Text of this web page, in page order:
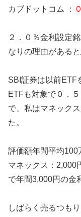
カブドットコム ：
２．０％金利設定
なりの理由があると
SBI証券は以前ETF
ETFも対象で０．
で、私はマネック
た。
評価額年間平均100
マネックス：2,000
で年間3,000円の金
しばらく売るつも